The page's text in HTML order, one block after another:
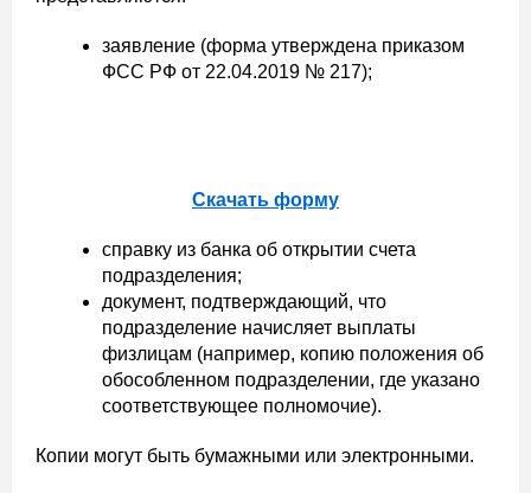
заявление (форма утверждена приказом
ФСС РФ от 22.04.2019 № 217);
Скачать форму
справку из банка об открытии счета
подразделения;
документ, подтверждающий, что
подразделение начисляет выплаты
физлицам (например, копию положения об
обособленном подразделении, где указано
соответствующее полномочие).
Копии могут быть бумажными или электронными.